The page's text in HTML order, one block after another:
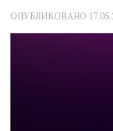
ОПУБЛИКОВАНО